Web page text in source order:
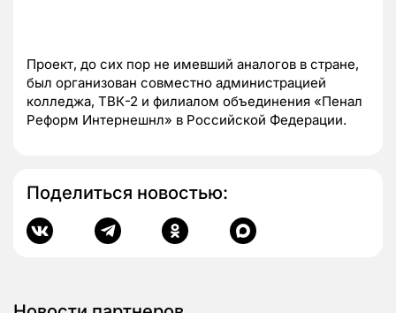
Проект, до сих пор не имевший аналогов в стране,
был организован совместно администрацией
колледжа, ТВК-2 и филиалом объединения «Пенал
Реформ Интернешнл» в Российской Федерации.
Поделиться новостью: